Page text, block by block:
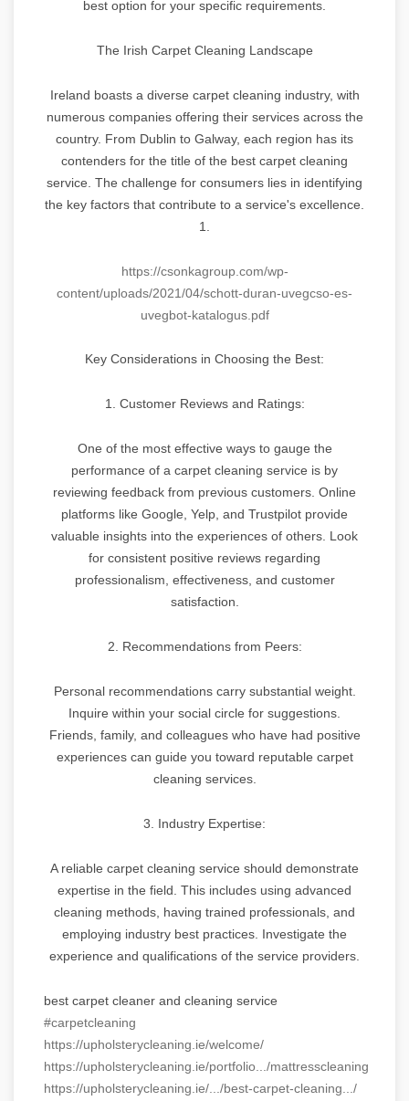
best option for your specific requirements.
The Irish Carpet Cleaning Landscape
Ireland boasts a diverse carpet cleaning industry, with
numerous companies offering their services across the
country. From Dublin to Galway, each region has its
contenders for the title of the best carpet cleaning
service. The challenge for consumers lies in identifying
the key factors that contribute to a service's excellence.
1.
https://csonkagroup.com/wp-
content/uploads/2021/04/schott-duran-uvegcso-es-
uvegbot-katalogus.pdf
Key Considerations in Choosing the Best:
1. Customer Reviews and Ratings:
One of the most effective ways to gauge the
performance of a carpet cleaning service is by
reviewing feedback from previous customers. Online
platforms like Google, Yelp, and Trustpilot provide
valuable insights into the experiences of others. Look
for consistent positive reviews regarding
professionalism, effectiveness, and customer
satisfaction.
2. Recommendations from Peers:
Personal recommendations carry substantial weight.
Inquire within your social circle for suggestions.
Friends, family, and colleagues who have had positive
experiences can guide you toward reputable carpet
cleaning services.
3. Industry Expertise:
A reliable carpet cleaning service should demonstrate
expertise in the field. This includes using advanced
cleaning methods, having trained professionals, and
employing industry best practices. Investigate the
experience and qualifications of the service providers.
best carpet cleaner and cleaning service
#carpetcleaning
https://upholsterycleaning.ie/welcome/
https://upholsterycleaning.ie/portfolio.../mattresscleaning/
https://upholsterycleaning.ie/.../best-carpet-cleaning.../